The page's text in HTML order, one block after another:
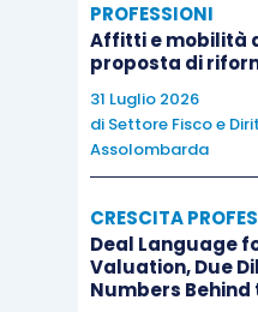
PROFESSIONI
Affitti e mobilità
proposta di
31 Luglio 2026
di Settore Fisco e
Assolombarda
CRESCITA
Deal Language
Valuation, Due
Numbers